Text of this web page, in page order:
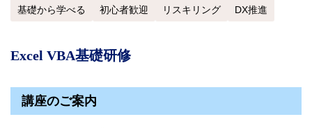
基礎から学べる 初心者歓迎 リスキリング DX推進
Excel VBA基礎研修
講座のご案内